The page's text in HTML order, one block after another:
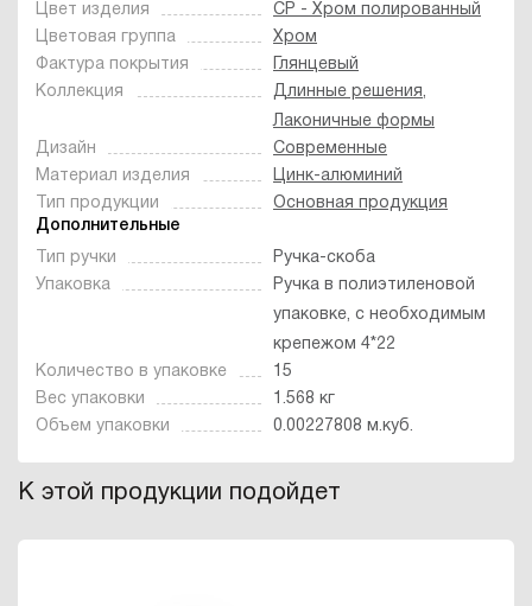
Цвет изделия
CP - Хром полированный
Цветовая группа
Хром
Фактура покрытия
Глянцевый
Коллекция
Длинные решения,
Лаконичные формы
Дизайн
Современные
Материал изделия
Цинк-алюминий
Тип продукции
Основная продукция
Дополнительные
Тип ручки
Ручка-скоба
Упаковка
Ручка в полиэтиленовой
упаковке, с необходимым
крепежом 4*22
Количество в упаковке
15
Вес упаковки
1.568 кг
Объем упаковки
0.00227808 м.куб.
К этой продукции подойдет